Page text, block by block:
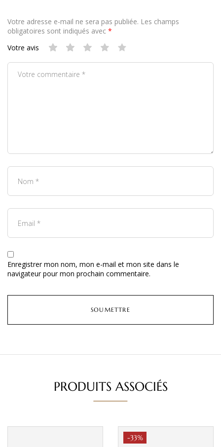
Votre adresse e-mail ne sera pas publiée. Les champs
obligatoires sont indiqués avec *
Votre avis
Enregistrer mon nom, mon e-mail et mon site dans le
navigateur pour mon prochain commentaire.
PRODUITS ASSOCIÉS
-33%